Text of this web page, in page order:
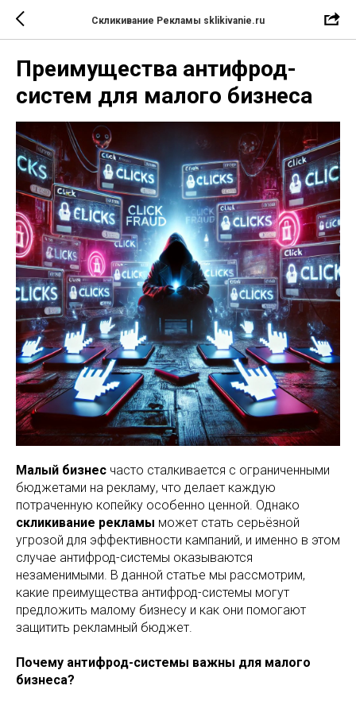
Скликивание Рекламы sklikivanie.ru
Преимущества антифрод-
систем для малого бизнеса
Малый бизнес часто сталкивается с ограниченными
бюджетами на рекламу, что делает каждую
потраченную копейку особенно ценной. Однако
скликивание рекламы может стать серьёзной
угрозой для эффективности кампаний, и именно в этом
случае антифрод-системы оказываются
незаменимыми. В данной статье мы рассмотрим,
какие преимущества антифрод-системы могут
предложить малому бизнесу и как они помогают
защитить рекламный бюджет.
Почему антифрод-системы важны для малого
бизнеса?